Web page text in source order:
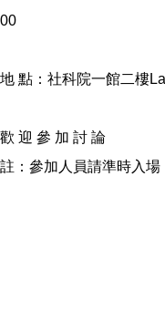
00
地 點：社科院一館二樓
歡 迎 參 加 討 論
註：參加人員請準時入